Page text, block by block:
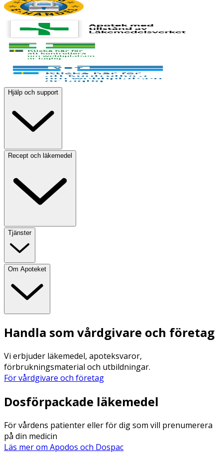
Hjälp och support
Recept och läkemedel
Tjänster
Om Apoteket
Handla som vårdgivare och företag
Vi erbjuder läkemedel, apoteksvaror,
förbrukningsmaterial och utbildningar.
För vårdgivare och företag
Dosförpackade läkemedel
För vårdens patienter eller för dig som vill prenumerera
på din medicin
Läs mer om Apodos och Dospac